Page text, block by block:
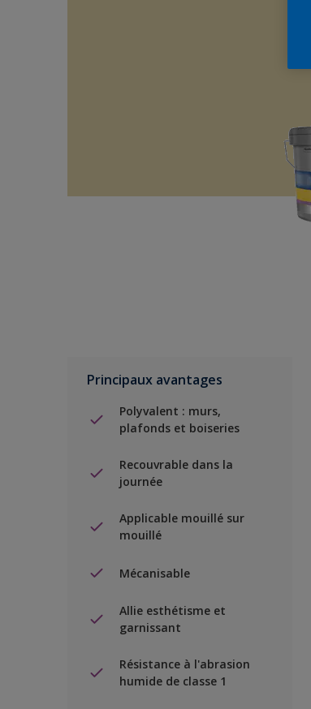
Principaux avantages
Polyvalent : murs,
plafonds et boiseries
Recouvrable dans la
journée
Applicable mouillé sur
mouillé
Mécanisable
Allie esthétisme et
garnissant
Résistance à l'abrasion
humide de classe 1